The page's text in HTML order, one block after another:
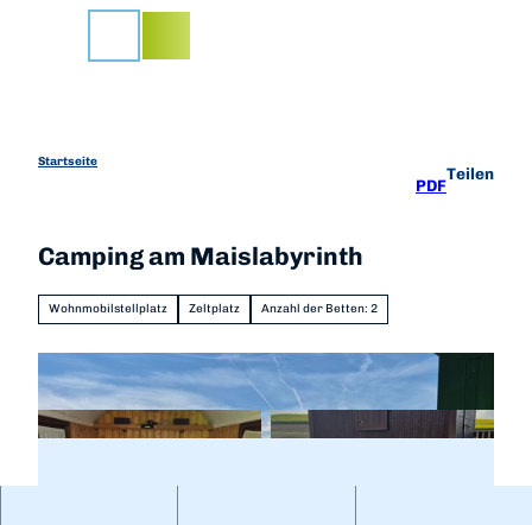
Startseite
PDF
Teilen
Camping am Maislabyrinth
Wohnmobilstellplatz Zeltplatz Anzahl der Betten: 2